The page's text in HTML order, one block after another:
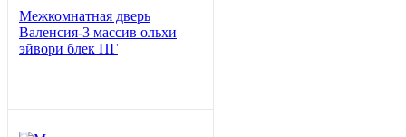
Межкомнатная дверь
Валенсия-3 массив ольхи
эйвори блек ПГ